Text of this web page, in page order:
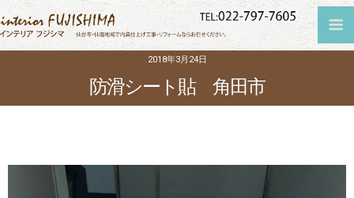
2018年3月24日
防滑シート貼 角田市